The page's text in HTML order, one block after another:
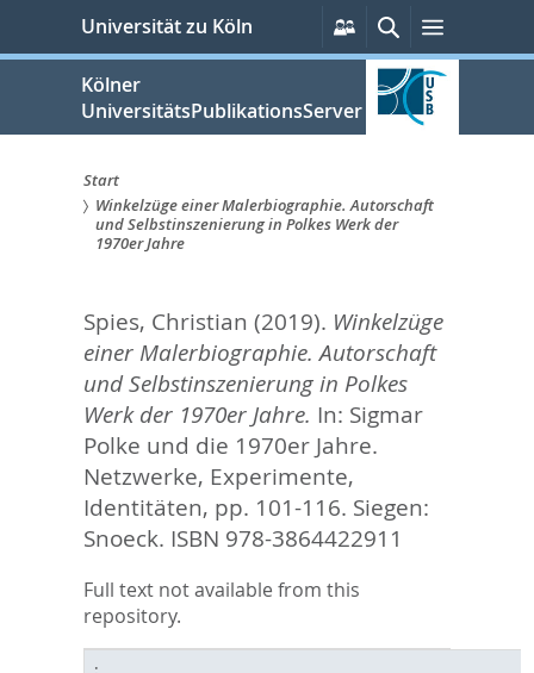
springen
Universität zu Köln
Persönliche
Services
SucheMenü
Kölner
UniversitätsPublikationsServer
Sie
sind
hier:
Start
Winkelzüge einer Malerbiographie. Autorschaft
und Selbstinszenierung in Polkes Werk der
1970er Jahre
Spies, Christian (2019). Winkelzüge
einer Malerbiographie. Autorschaft
und Selbstinszenierung in Polkes
Werk der 1970er Jahre. In: Sigmar
Polke und die 1970er Jahre.
Netzwerke, Experimente,
Identitäten, pp. 101-116. Siegen:
Snoeck. ISBN 978-3864422911
Full text not available from this
repository.